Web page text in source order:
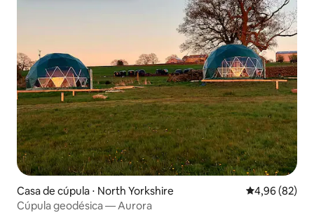
Casa de cúpula ⋅ North Yorkshire 4,96 de uma
4,96 (82)
Cúpula geodésica — Aurora